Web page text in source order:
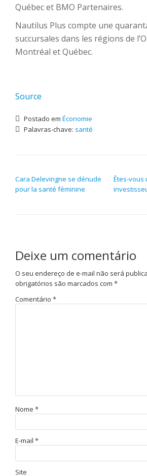
Québec et BMO Partenaires.
Nautilus Plus compte une
succursales dans les régions de
Montréal et Québec.
Source
Postado em Économie
Palavras-chave: santé
Cara Delevingne se dénude
pour la santé féminine
Êtes-vous
Deixe um comentário
O seu endereço de e-mail não será
obrigatórios são marcados com *
Comentário *
Nome *
E-mail *
Site